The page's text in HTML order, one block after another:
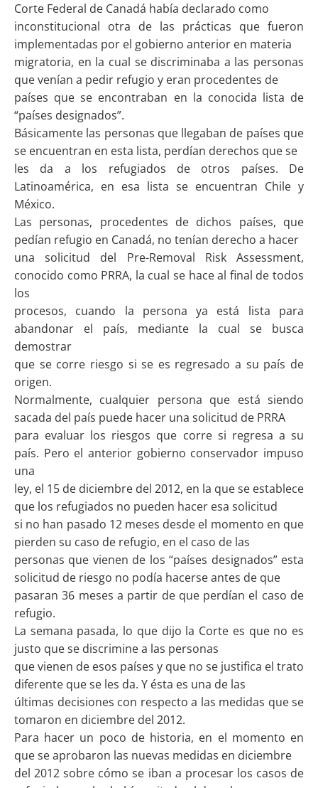
Corte Federal de Canadá había declarado como
inconstitucional otra de las prácticas que fueron
implementadas por el gobierno anterior en materia
migratoria, en la cual se discriminaba a las personas
que venían a pedir refugio y eran procedentes de
países que se encontraban en la conocida lista de
“países designados”.
Básicamente las personas que llegaban de países que
se encuentran en esta lista, perdían derechos que se
les da a los refugiados de otros países. De
Latinoamérica, en esa lista se encuentran Chile y
México.
Las personas, procedentes de dichos países, que
pedían refugio en Canadá, no tenían derecho a hacer
una solicitud del Pre-Removal Risk Assessment,
conocido como PRRA, la cual se hace al final de todos
los
procesos, cuando la persona ya está lista para
abandonar el país, mediante la cual se busca
demostrar
que se corre riesgo si se es regresado a su país de
origen.
Normalmente, cualquier persona que está siendo
sacada del país puede hacer una solicitud de PRRA
para evaluar los riesgos que corre si regresa a su
país. Pero el anterior gobierno conservador impuso
una
ley, el 15 de diciembre del 2012, en la que se establece
que los refugiados no pueden hacer esa solicitud
si no han pasado 12 meses desde el momento en que
pierden su caso de refugio, en el caso de las
personas que vienen de los “países designados” esta
solicitud de riesgo no podía hacerse antes de que
pasaran 36 meses a partir de que perdían el caso de
refugio.
La semana pasada, lo que dijo la Corte es que no es
justo que se discrimine a las personas
que vienen de esos países y que no se justifica el trato
diferente que se les da. Y ésta es una de las
últimas decisiones con respecto a las medidas que se
tomaron en diciembre del 2012.
Para hacer un poco de historia, en el momento en
que se aprobaron las nuevas medidas en diciembre
del 2012 sobre cómo se iban a procesar los casos de